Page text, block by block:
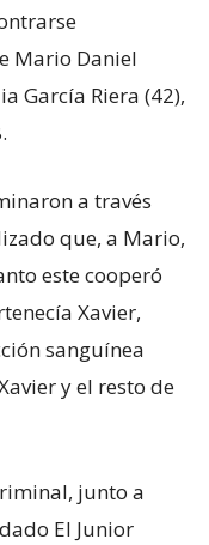
Mario Daniel
García Riera (42),
a través
que, a Mario,
este cooperó
Xavier,
sanguínea
y el resto de
junto a
El Junior